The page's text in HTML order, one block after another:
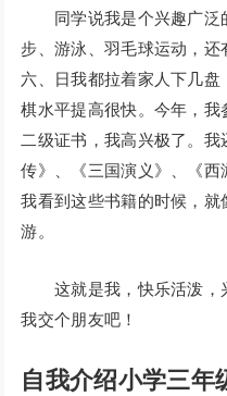
同学说我是个兴趣广泛
步、游泳、羽毛球运动，
六、日我都拉着家人下几
棋水平提高很快。今年，我
二级证书，我高兴极了。
传》、《三国演义》、《
我看到这些书籍的时候，
游。
这就是我，快乐活泼，
我交个朋友吧！
自我介绍小学三年